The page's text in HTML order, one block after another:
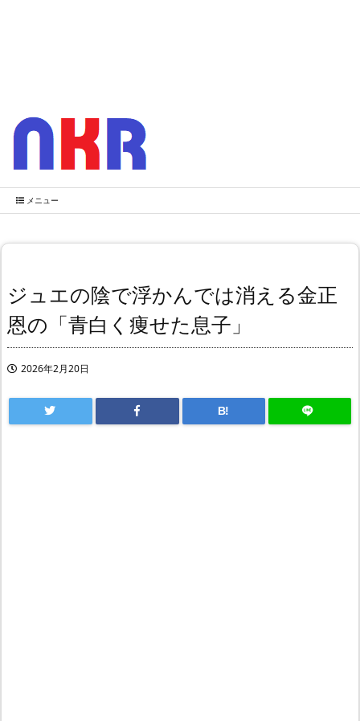
メニュー
ジュエの陰で浮かんでは消える金正
恩の「青白く痩せた息子」
2026年2月20日
B!